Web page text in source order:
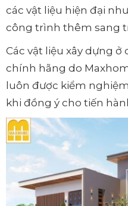
các vật liệu hiện đại
công trình thêm sang
Các vật liệu xây dựng
chính hãng do
luôn được kiểm
khi đồng ý cho tiến